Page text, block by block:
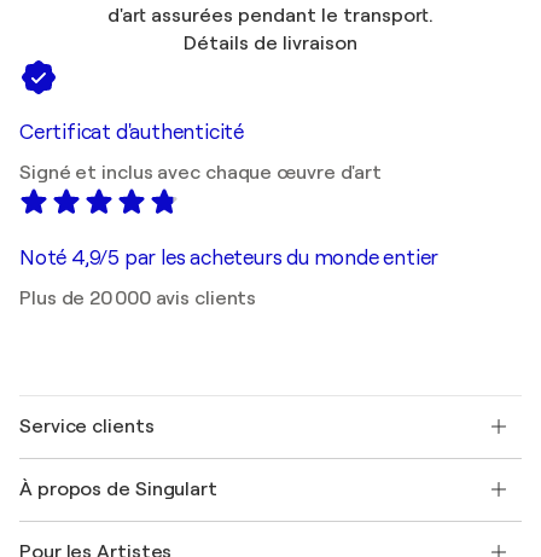
d'art assurées pendant le transport.
Détails de livraison
Certificat d'authenticité
Signé et inclus avec chaque œuvre d'art
Noté 4,9/5 par les acheteurs du monde entier
Plus de 20 000 avis clients
Service clients
Expédition
À propos de Singulart
Pour les Artistes